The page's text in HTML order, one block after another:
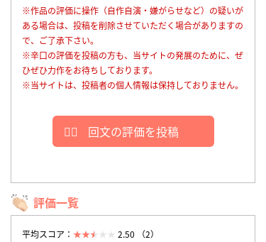
※作品の評価に操作（自作自演・嫌がらせなど）の疑いが
ある場合は、投稿を削除させていただく場合がありますの
で、ご了承下さい。
※辛口の評価を投稿の方も、当サイトの発展のために、ぜ
ひぜひ力作をお待ちしております。
※当サイトは、投稿者の個人情報は保持しておりません。
回文の評価を投稿
評価一覧
平均スコア：
2.50 （2）